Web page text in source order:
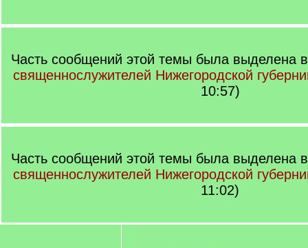
Часть сообщений этой темы была выделена
священнослужителей Нижегородской
10:57)
Часть сообщений этой темы была выделена
священнослужителей Нижегородской
11:02)